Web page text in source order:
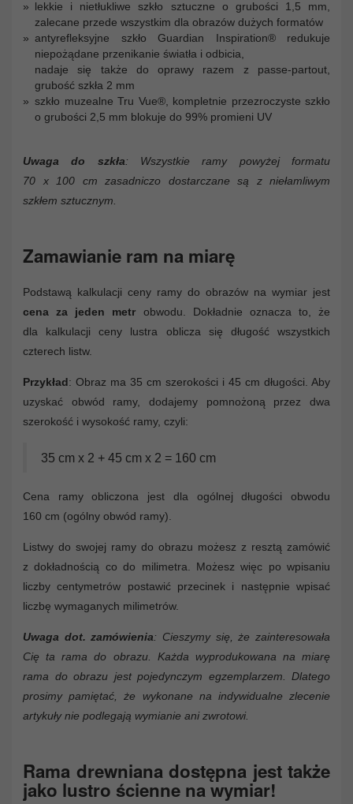
lekkie i nietłukliwe szkło sztuczne o grubości 1,5 mm,
zalecane przede wszystkim dla obrazów dużych formatów
antyrefleksyjne szkło Guardian Inspiration® redukuje
niepożądane przenikanie światła i odbicia,
nadaje się także do oprawy razem z passe-partout,
grubość szkła 2 mm
szkło muzealne Tru Vue®, kompletnie przezroczyste szkło
o grubości 2,5 mm blokuje do 99% promieni UV
Uwaga do szkła: Wszystkie ramy powyżej formatu
70 x 100 cm zasadniczo dostarczane są z niełamliwym
szkłem sztucznym.
Zamawianie ram na miarę
Podstawą kalkulacji ceny ramy do obrazów na wymiar jest
cena za jeden metr obwodu. Dokładnie oznacza to, że
dla kalkulacji ceny lustra oblicza się długość wszystkich
czterech listw.
Przykład: Obraz ma 35 cm szerokości i 45 cm długości. Aby
uzyskać obwód ramy, dodajemy pomnożoną przez dwa
szerokość i wysokość ramy, czyli:
35 cm x 2 + 45 cm x 2 = 160 cm
Cena ramy obliczona jest dla ogólnej długości obwodu
160 cm (ogólny obwód ramy).
Listwy do swojej ramy do obrazu możesz z resztą zamówić
z dokładnością co do milimetra. Możesz więc po wpisaniu
liczby centymetrów postawić przecinek i następnie wpisać
liczbę wymaganych milimetrów.
Uwaga dot. zamówienia: Cieszymy się, że zainteresowała
Cię ta rama do obrazu. Każda wyprodukowana na miarę
rama do obrazu jest pojedynczym egzemplarzem. Dlatego
prosimy pamiętać, że wykonane na indywidualne zlecenie
artykuły nie podlegają wymianie ani zwrotowi.
Rama drewniana dostępna jest także
jako lustro ścienne na wymiar!